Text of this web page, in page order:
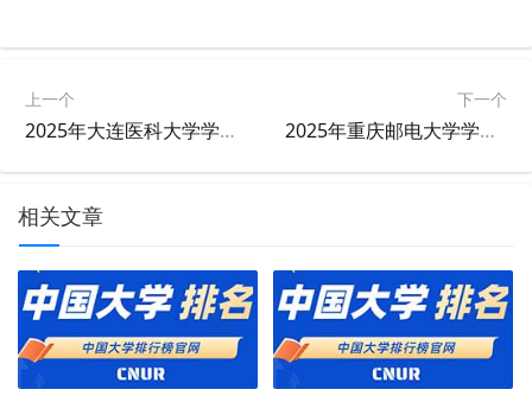
上一个
2025年大连医科大学学科排名
下一个
2025年重庆邮电大学学科排名
相关文章